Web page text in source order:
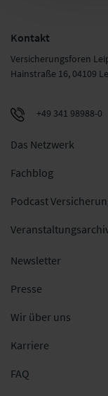
Kontakt
Versicherungsforen
Hainstraße 16, 04109
+49 341 98988-0
Das Netzwerk
Fachblog
Podcast
Newsletter
Presse
Wir über uns
Karriere
FAQ